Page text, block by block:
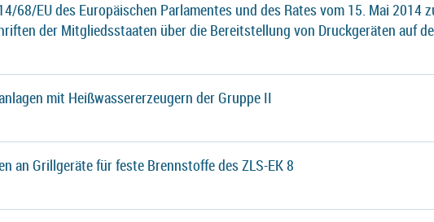
68/EU des Europäischen Parlamentes und des Rates vom 15. Mai 2014
der Mitgliedsstaaten über die Bereitstellung von Druckgeräten auf
mit Heißwassererzeugern der Gruppe II
an Grillgeräte für feste Brennstoffe des ZLS-EK 8